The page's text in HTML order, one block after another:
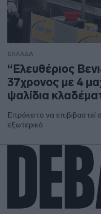
ΕΛΛΑΔΑ
“Ελευθέριος
37χρονος με 4
ψαλίδια
Επρόκειτο να
εξωτερικό